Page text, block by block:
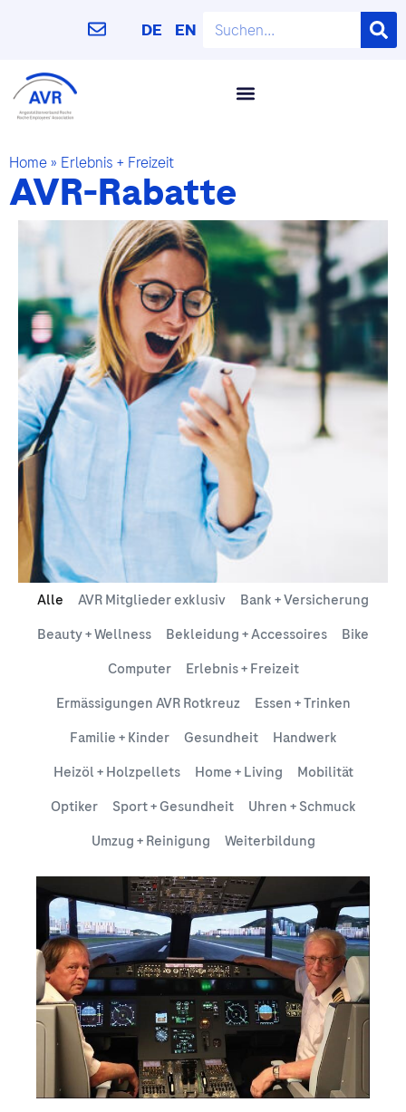
DE EN
Home» Erlebnis + Freizeit
AVR-Rabatte
AVR Mitglieder exklusiv
Bank + Versicherung
Beauty + Wellness
Bekleidung + Accessoires
Bike
Computer
Erlebnis + Freizeit
Ermässigungen AVR Rotkreuz
Essen + Trinken
Familie + Kinder
Gesundheit
Handwerk
Heizöl + Holzpellets
Home + Living
Mobilität
Optiker
Sport + Gesundheit
Uhren + Schmuck
Umzug + Reinigung
Weiterbildung
Alle